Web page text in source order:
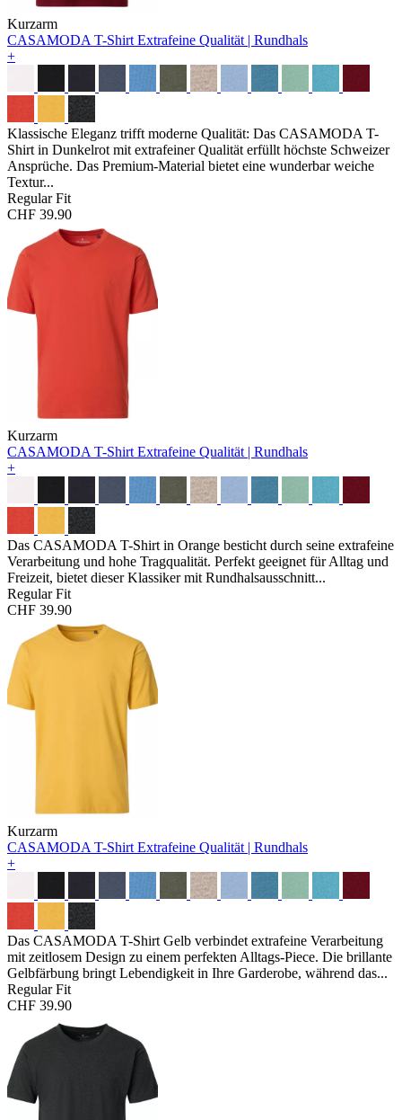
Kurzarm
CASAMODA T-Shirt Extrafeine Qualität | Rundhals
+
Klassische Eleganz trifft moderne Qualität: Das CASAMODA T-
Shirt in Dunkelrot mit extrafeiner Qualität erfüllt höchste Schweizer
Ansprüche. Das Premium-Material bietet eine wunderbar weiche
Textur...
Regular Fit
CHF 39.90
Kurzarm
CASAMODA T-Shirt Extrafeine Qualität | Rundhals
+
Das CASAMODA T-Shirt in Orange besticht durch seine extrafeine
Verarbeitung und hohe Tragqualität. Perfekt geeignet für Alltag und
Freizeit, bietet dieser Klassiker mit Rundhalsausschnitt...
Regular Fit
CHF 39.90
Kurzarm
CASAMODA T-Shirt Extrafeine Qualität | Rundhals
+
Das CASAMODA T-Shirt Gelb verbindet extrafeine Verarbeitung
mit zeitlosem Design zu einem perfekten Alltags-Piece. Die brillante
Gelbfärbung bringt Lebendigkeit in Ihre Garderobe, während das...
Regular Fit
CHF 39.90